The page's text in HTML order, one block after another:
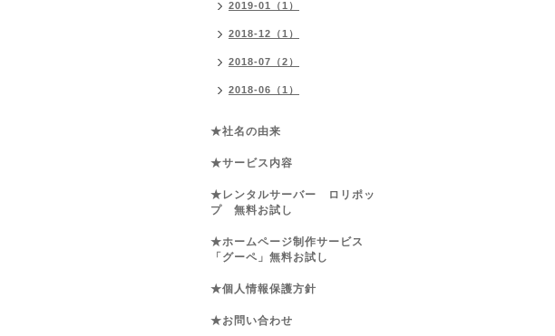
2019-01（1）
2018-12（1）
2018-07（2）
2018-06（1）
★社名の由来
★サービス内容
★レンタルサーバー ロリポッ
プ 無料お試し
★ホームページ制作サービス
「グーペ」無料お試し
★個人情報保護方針
★お問い合わせ